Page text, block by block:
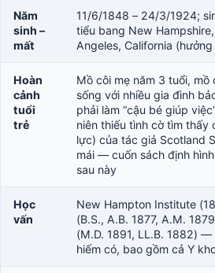
Năm
sinh –
mất
11/6/1848 – 24/3/1924;
tiểu bang New
Angeles, California
Hoàn
cảnh
tuổi
trẻ
Mồ côi mẹ năm 3 tuổi, mồ
sống với nhiều gia đình
phải làm “cậu bé giúp
niên thiếu tình cờ tìm thấy
lực) của tác giả Scotland
mái — cuốn sách định
sau này
Học
vấn
New Hampton Institute
(B.S., A.B. 1877, A.M.
(M.D. 1891, LL.B. 1882)
hiếm có, bao gồm cả Y